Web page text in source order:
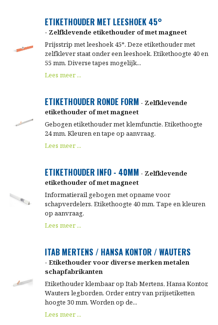
ETIKETHOUDER MET LEESHOEK 45°
- Zelfklevende etikethouder of met magneet
Prijsstrip met leeshoek 45°. Deze etikethouder met
zelfklever staat onder een leeshoek. Etikethoogte 40 en
55 mm. Diverse tapes mogelijk...
Lees meer ...
ETIKETHOUDER RONDE FORM - Zelfklevende
etikethouder of met magneet
Gebogen etikethouder met klemfunctie. Etikethoogte
24 mm. Kleuren en tape op aanvraag.
Lees meer ...
ETIKETHOUDER INFO - 40MM - Zelfklevende
etikethouder of met magneet
Informatierail gebogen met opname voor
schapverdelers. Etikethoogte 40 mm. Tape en kleuren
op aanvraag.
Lees meer ...
ITAB MERTENS / HANSA KONTOR / WAUTERS
- Etikethouder voor diverse merken metalen
schapfabrikanten
Etikethouder klembaar op Itab Mertens, Hansa Kontor,
Wauters legborden. Order entry van prijsetiketten
hoogte 30 mm. Worden op de...
Lees meer ...